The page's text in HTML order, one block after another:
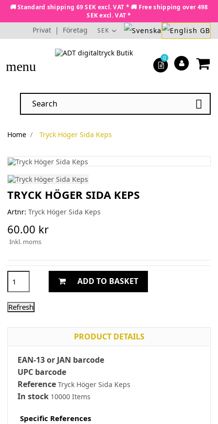
🚚 Standard shipping 69 SEK excl. VAT * 🚚 Free shipping over 498
SEK excl. VAT *
Privat | Företag SEK
menu

0
Home Tryck Höger Sida Keps
TRYCK HÖGER SIDA KEPS
Artnr: Tryck Höger Sida Keps
60.00 kr
Inkl. moms
ADD TO BASKET
PRODUCT DETAILS
EAN-13 or JAN barcode
UPC barcode
Reference Tryck Höger Sida Keps
In stock 10000 Items
Specific References